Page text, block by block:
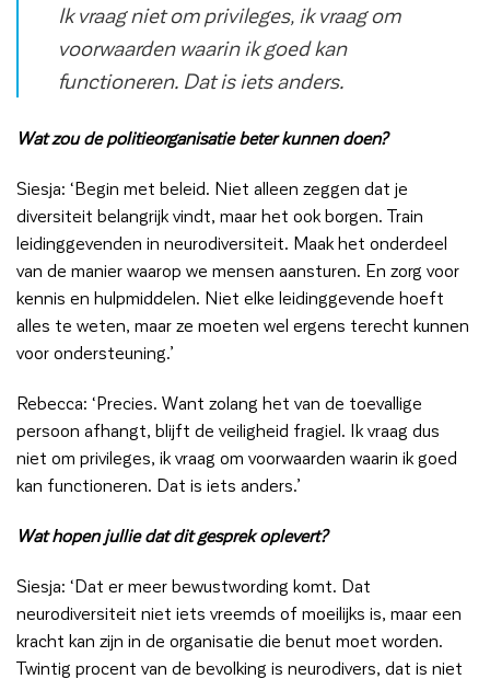
Ik vraag niet om privileges, ik vraag om
voorwaarden waarin ik goed kan
functioneren. Dat is iets anders.
Wat zou de politieorganisatie beter kunnen doen?
Siesja: ‘Begin met beleid. Niet alleen zeggen dat je
diversiteit belangrijk vindt, maar het ook borgen. Train
leidinggevenden in neurodiversiteit. Maak het onderdeel
van de manier waarop we mensen aansturen. En zorg voor
kennis en hulpmiddelen. Niet elke leidinggevende hoeft
alles te weten, maar ze moeten wel ergens terecht kunnen
voor ondersteuning.’
Rebecca: ‘Precies. Want zolang het van de toevallige
persoon afhangt, blijft de veiligheid fragiel. Ik vraag dus
niet om privileges, ik vraag om voorwaarden waarin ik goed
kan functioneren. Dat is iets anders.’
Wat hopen jullie dat dit gesprek oplevert?
Siesja: ‘Dat er meer bewustwording komt. Dat
neurodiversiteit niet iets vreemds of moeilijks is, maar een
kracht kan zijn in de organisatie die benut moet worden.
Twintig procent van de bevolking is neurodivers, dat is niet